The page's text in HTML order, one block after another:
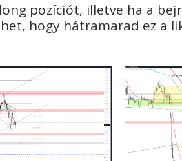
pozíciót, illetve ha a
hogy hátramarad ez a